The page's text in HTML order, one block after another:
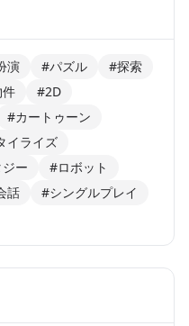
演 #パズル
#探索
#2D
#カートゥーン
イライズ
ー
#ロボット
話
#シングルプレイ